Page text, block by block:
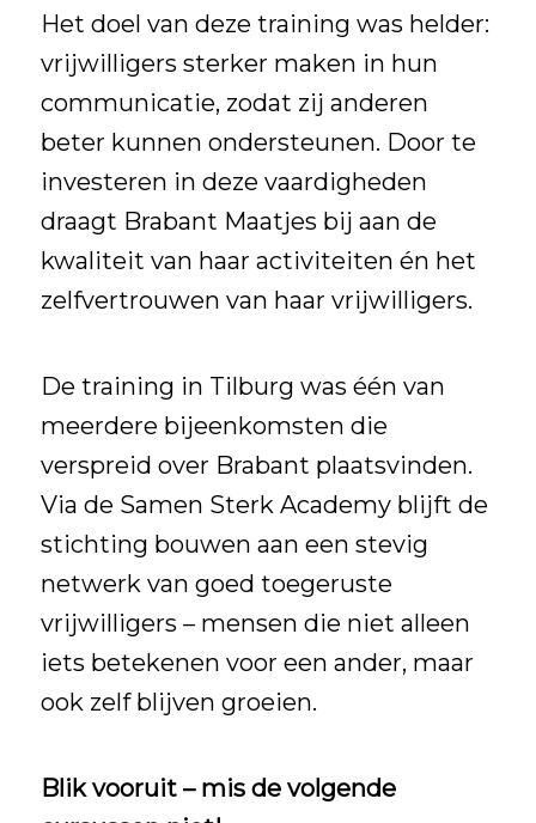
Het doel van deze training was helder:
vrijwilligers sterker maken in hun
communicatie, zodat zij anderen
beter kunnen ondersteunen. Door te
investeren in deze vaardigheden
draagt Brabant Maatjes bij aan de
kwaliteit van haar activiteiten én het
zelfvertrouwen van haar vrijwilligers.
De training in Tilburg was één van
meerdere bijeenkomsten die
verspreid over Brabant plaatsvinden.
Via de Samen Sterk Academy blijft de
stichting bouwen aan een stevig
netwerk van goed toegeruste
vrijwilligers – mensen die niet alleen
iets betekenen voor een ander, maar
ook zelf blijven groeien.
Blik vooruit – mis de volgende